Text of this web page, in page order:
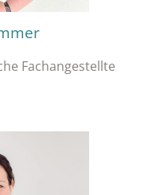
Fachangestellte